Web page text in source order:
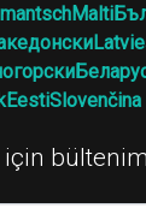
Malti
EestiSlovenčina